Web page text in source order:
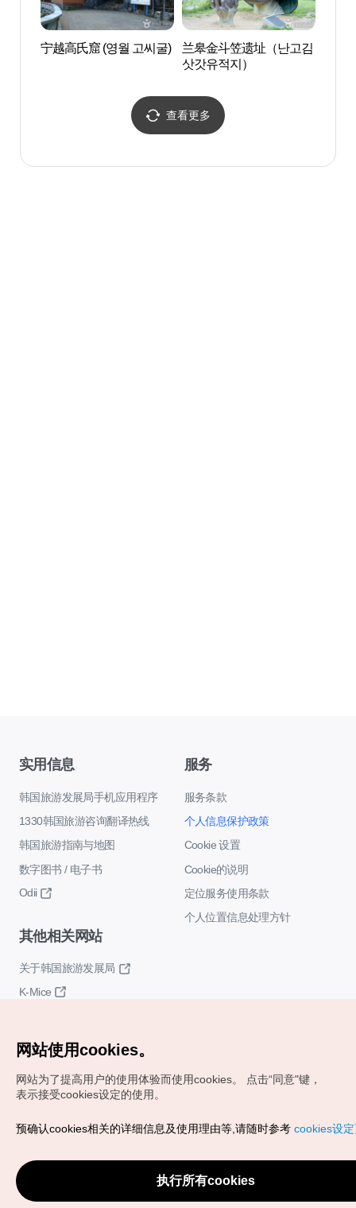
宁越高氏窟 (영월 고씨굴)
兰皋金斗笠遗址（난고김
삿갓유적지）
查看更多
实用信息
韩国旅游发展局手机应用程序
1330韩国旅游咨询翻译热线
韩国旅游指南与地图
数字图书 / 电子书
Odii
服务
服务条款
个人信息保护政策
Cookie 设置
Cookie的说明
定位服务使用条款
个人位置信息处理方针
其他相关网站
关于韩国旅游发展局
K-Mice
Copyrights (c) 韩国旅游发展局版权所有
VISITKOREA官方邮箱
chnsim@knto.or.kr
网站使用cookies。
网站为了提高用户的使用体验而使用cookies。
点击“同意"键，
表示接受cookies设定的使用。
预确认cookies相关的详细信息及使用理由等,请随时参考 cookies设
执行所有cookies